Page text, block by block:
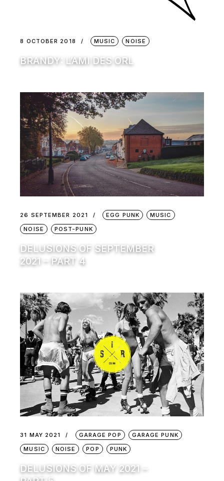
8 OCTOBER 2018 MUSIC NOISE
BRANDY: L’AMI DES ORL
26 SEPTEMBER 2021 EGG PUNK
MUSIC
NOISE
POST-PUNK
DELUSIONS OF SEPTEMBER
2021 – PART 4
31 MAY 2021 GARAGE POP
GARAGE PUNK
MUSIC
NOISE POP PUNK
DELUSIONS OF MAY 2021 –